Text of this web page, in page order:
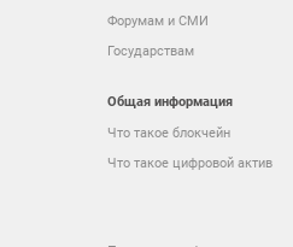
Форумам и СМИ
Государствам
Общая информация
Что такое блокчейн
Что такое цифровой актив